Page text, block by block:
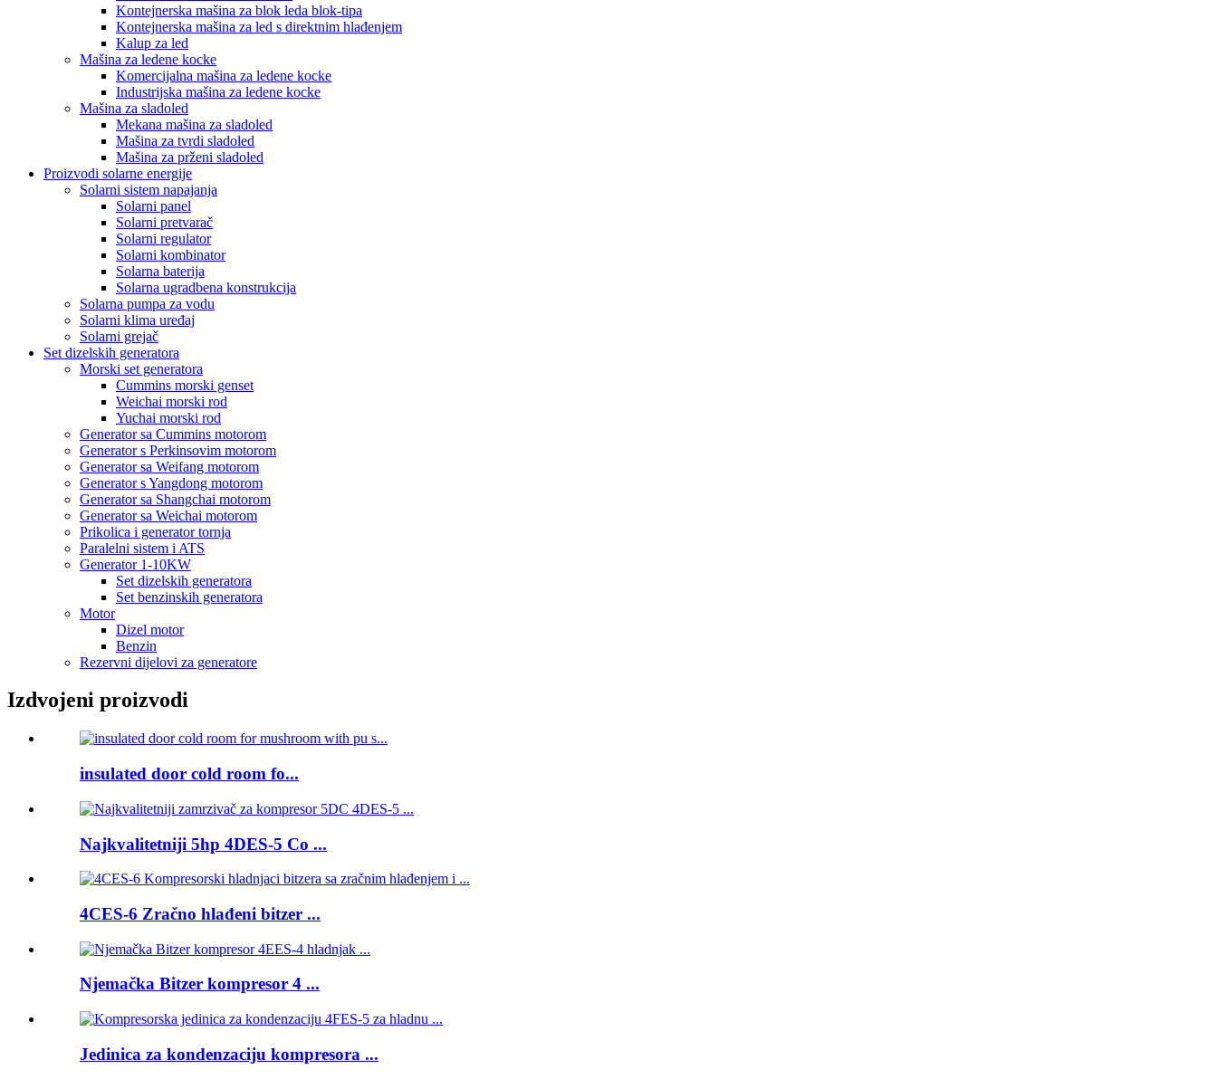
Kontejnerska mašina za blok leda blok-tipa
Kontejnerska mašina za led s direktnim hlađenjem
Kalup za led
Mašina za ledene kocke
Komercijalna mašina za ledene kocke
Industrijska mašina za ledene kocke
Mašina za sladoled
Mekana mašina za sladoled
Mašina za tvrdi sladoled
Mašina za prženi sladoled
Proizvodi solarne energije
Solarni sistem napajanja
Solarni panel
Solarni pretvarač
Solarni regulator
Solarni kombinator
Solarna baterija
Solarna ugradbena konstrukcija
Solarna pumpa za vodu
Solarni klima uređaj
Solarni grejač
Set dizelskih generatora
Morski set generatora
Cummins morski genset
Weichai morski rod
Yuchai morski rod
Generator sa Cummins motorom
Generator s Perkinsovim motorom
Generator sa Weifang motorom
Generator s Yangdong motorom
Generator sa Shangchai motorom
Generator sa Weichai motorom
Prikolica i generator tornja
Paralelni sistem i ATS
Generator 1-10KW
Set dizelskih generatora
Set benzinskih generatora
Motor
Dizel motor
Benzin
Rezervni dijelovi za generatore
Izdvojeni proizvodi
insulated door cold room fo...
Najkvalitetniji 5hp 4DES-5 Co ...
4CES-6 Zračno hlađeni bitzer ...
Njemačka Bitzer kompresor 4 ...
Jedinica za kondenzaciju kompresora ...